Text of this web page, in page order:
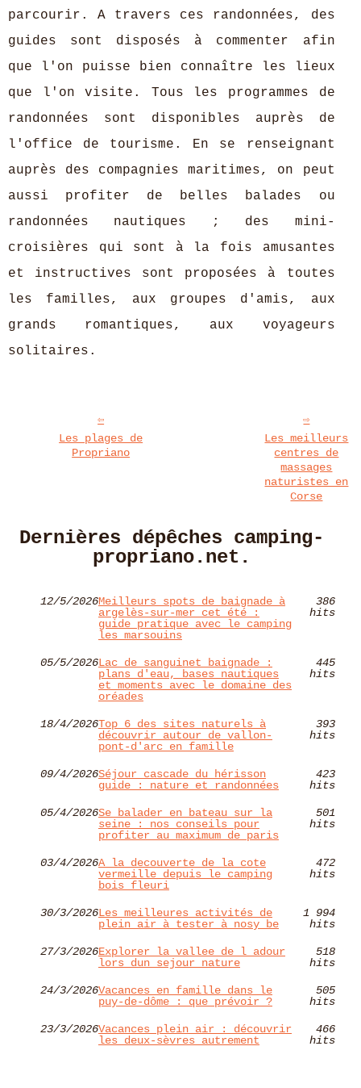
parcourir. A travers ces randonnées, des
guides sont disposés à commenter afin
que l'on puisse bien connaître les lieux
que l'on visite. Tous les programmes de
randonnées sont disponibles auprès de
l'office de tourisme. En se renseignant
auprès des compagnies maritimes, on peut
aussi profiter de belles balades ou
randonnées nautiques ; des mini-
croisières qui sont à la fois amusantes
et instructives sont proposées à toutes
les familles, aux groupes d'amis, aux
grands romantiques, aux voyageurs
solitaires.
Les plages de
Propriano
Les meilleurs
centres de
massages
naturistes en
Corse
Dernières dépêches camping-
propriano.net.
12/5/2026Meilleurs spots de baignade à
argelès-sur-mer cet été :
guide pratique avec le camping
les marsouins
386
hits
05/5/2026Lac de sanguinet baignade :
plans d'eau, bases nautiques
et moments avec le domaine des
oréades
445
hits
18/4/2026Top 6 des sites naturels à
découvrir autour de vallon-
pont-d'arc en famille
393
hits
09/4/2026Séjour cascade du hérisson
guide : nature et randonnées
423
hits
05/4/2026Se balader en bateau sur la
seine : nos conseils pour
profiter au maximum de paris
501
hits
03/4/2026A la decouverte de la cote
vermeille depuis le camping
bois fleuri
472
hits
30/3/2026Les meilleures activités de
plein air à tester à nosy be
1 994
hits
27/3/2026Explorer la vallee de l adour
lors dun sejour nature
518
hits
24/3/2026Vacances en famille dans le
puy-de-dôme : que prévoir ?
505
hits
23/3/2026Vacances plein air : découvrir
les deux-sèvres autrement
466
hits